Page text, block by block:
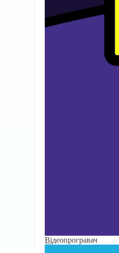
Відеопрогравач